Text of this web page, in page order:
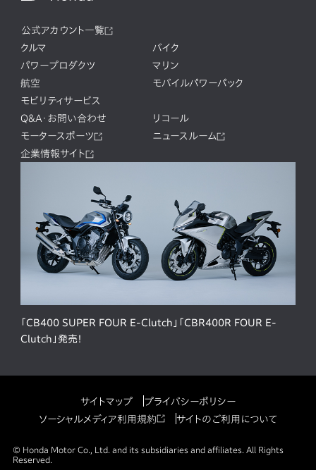
公式アカウント一覧
クルマ
バイク
パワープロダクツ
マリン
航空
モバイルパワーパック
モビリティサービス
Q&A・お問い合わせ
リコール
モータースポーツ
ニュースルーム
企業情報サイト
「CB400 SUPER FOUR E-Clutch」「CBR400R FOUR E-
Clutch」発売！
サイトマップ
プライバシーポリシー
ソーシャルメディア利用規約
サイトのご利用について
© Honda Motor Co., Ltd. and its subsidiaries and affiliates. All Rights
Reserved.